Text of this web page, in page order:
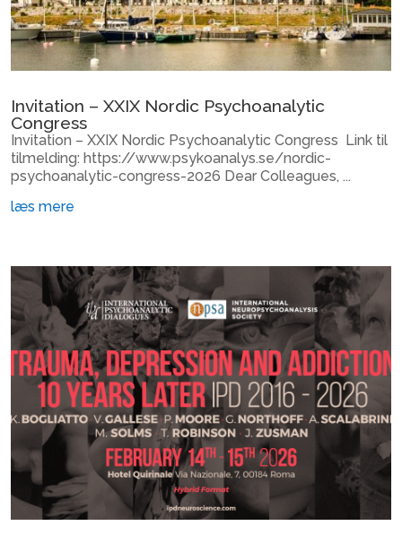
Invitation – XXIX Nordic Psychoanalytic
Congress
Invitation – XXIX Nordic Psychoanalytic Congress Link til
tilmelding: https://www.psykoanalys.se/nordic-
psychoanalytic-congress-2026 Dear Colleagues, ...
læs mere